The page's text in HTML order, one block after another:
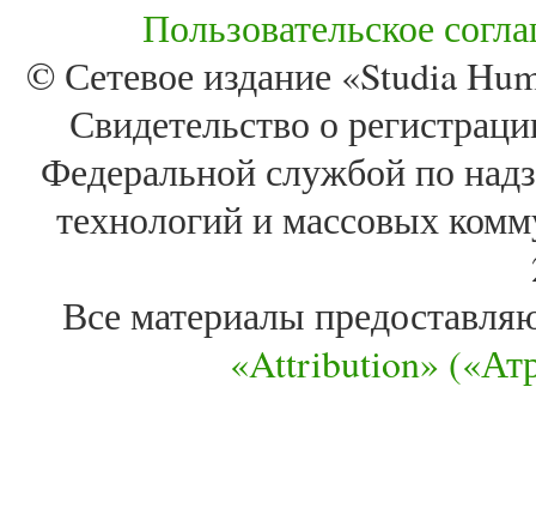
Пользовательское
© Сетевое издание «Studia
Свидетельство о
Федеральной службой по
технологий и массовых
Все материалы
«Attribution»